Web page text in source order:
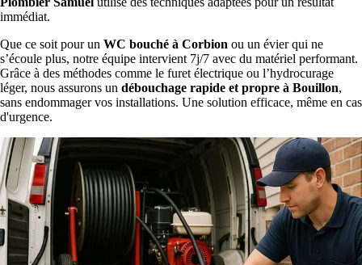
immédiat.
Que ce soit pour un WC bouché à Corbion ou un évier qui ne
s’écoule plus, notre équipe intervient 7j/7 avec du matériel performant.
Grâce à des méthodes comme le furet électrique ou l’hydrocurage
léger, nous assurons un débouchage rapide et propre à Bouillon,
sans endommager vos installations. Une solution efficace, même en cas
d'urgence.